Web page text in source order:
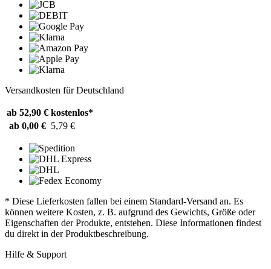
Versandkosten für Deutschland
ab 52,90 € kostenlos*
ab 0,00 € 5,79 €
* Diese Lieferkosten fallen bei einem Standard-Versand an. Es
können weitere Kosten, z. B. aufgrund des Gewichts, Größe oder
Eigenschaften der Produkte, entstehen. Diese Informationen findest
du direkt in der Produktbeschreibung.
Hilfe & Support